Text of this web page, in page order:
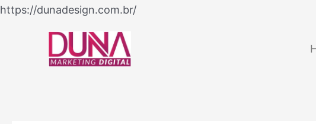
https://dunadesign.com.br/Ir
Post